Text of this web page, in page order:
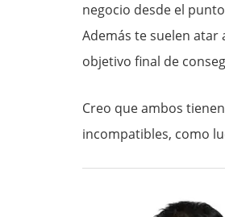
negocio desde el
Además te suelen
objetivo final de
Creo que ambos
incompatibles, como